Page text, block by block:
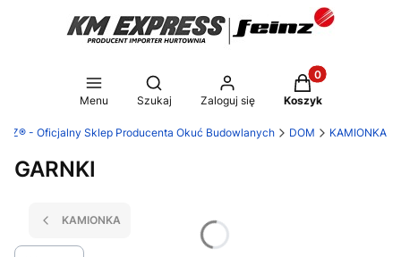
Menu
Otwórz wyszukiwarkę
Szukaj Zaloguj się
Produkty w
Koszyk
- Oficjalny Sklep Producenta Okuć Budowlanych DOM KAMIONKA
GARNKI
KAMIONKA